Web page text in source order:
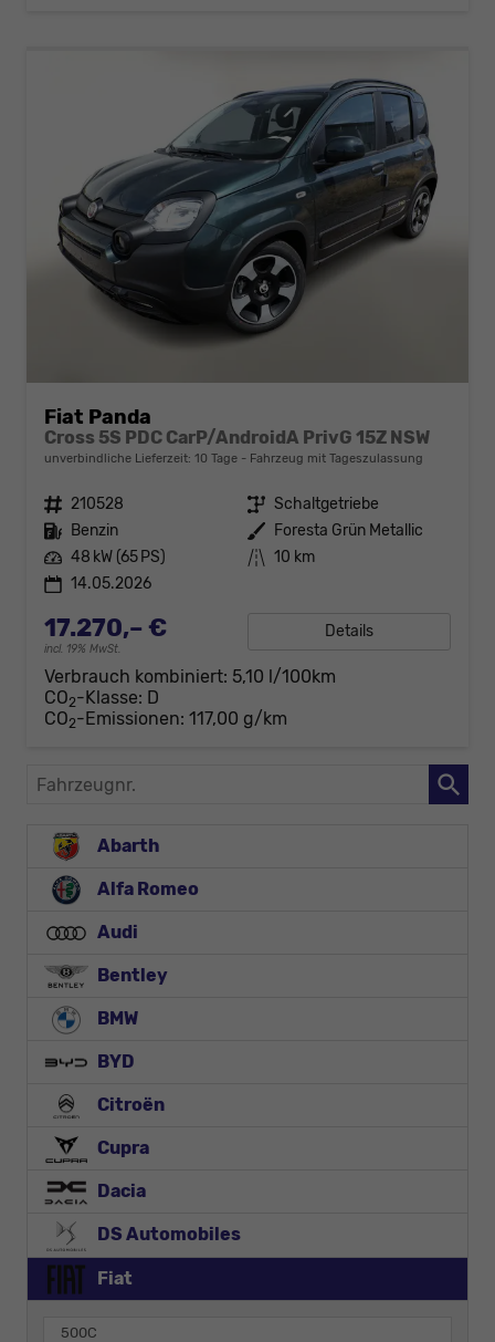
Fiat Panda
Cross 5S PDC CarP/AndroidA PrivG 15Z NSW
unverbindliche Lieferzeit: 10 Tage Fahrzeug mit Tageszulassung
Fahrzeugnr. 210528 Getriebe Schaltgetriebe
Kraftstoff Benzin Außenfarbe Foresta Grün Metallic
Leistung 48 kW (65 PS) Kilometerstand 10 km
14.05.2026
17.270,– €
incl. 19% MwSt.
Details
Verbrauch kombiniert: 5,10 l/100km
CO2-Klasse: D
CO2-Emissionen: 117,00 g/km
Fahrzeugnr.
Abarth
Alfa Romeo
Audi
Bentley
BMW
BYD
Citroën
Cupra
Dacia
DS Automobiles
Fiat
500C